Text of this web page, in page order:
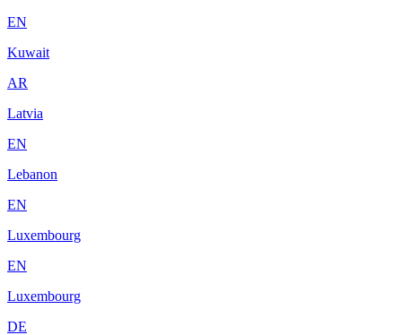
EN
Kuwait
AR
Latvia
EN
Lebanon
EN
Luxembourg
EN
Luxembourg
DE